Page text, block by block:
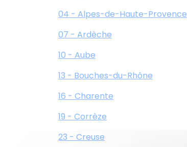
04 - Alpes-de-Haute-Provence
07 - Ardèche
10 - Aube
13 - Bouches-du-Rhône
16 - Charente
19 - Corrèze
23 - Creuse